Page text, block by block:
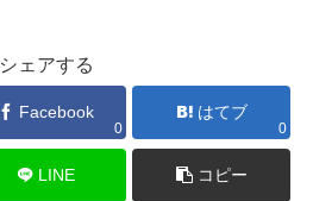
シェアする
Facebook
0
はてブ
0
LINE コピー